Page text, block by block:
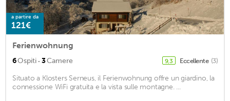
a partire da
121€
Ferienwohnung
6Ospiti · 3Camere 9,3 Eccellente (3)
Situato a Klosters Serneus, il Ferienwohnung offre un giardino, la
connessione WiFi gratuita e la vista sulle montagne. ...